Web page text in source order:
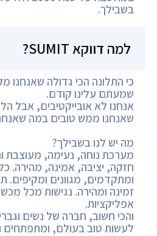
בשבילך.
למה דווקא SUMIT?
כי התלונה הכי גדולה שאנחנו
שמעתם עלינו קודם.
אנחנו לא אובייקטיבים, אבל
שאנחנו ממש טובים במה
מה יש לנו בשבילך?
מערכת נוחה, נעימה, מעוצבת
חזקה, יציבה, אמינה, מהירה.
ומתקדמים, מגוונים ומקיפים.
זמינה ומהירה. נגישות מכל
אפליקציות.
והכי חשוב, חברה של נשים
לעשות טוב בעולם, ומתפתחים